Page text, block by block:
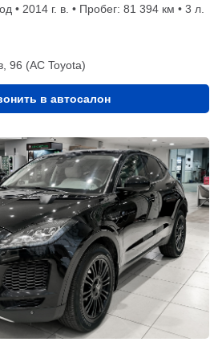
• 2014 г. в. • Пробег: 81 394 км • 3 л.
96 (АС Toyota)
в автосалон